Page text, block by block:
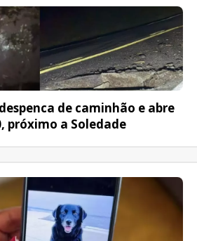
de caminhão e abre
próximo a Soledade